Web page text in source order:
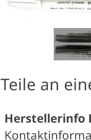
Teile an
Herstellerinfo